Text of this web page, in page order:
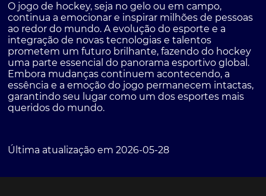
O jogo de hockey, seja no gelo ou em campo,
continua a emocionar e inspirar milhões de pessoas
ao redor do mundo. A evolução do esporte e a
integração de novas tecnologias e talentos
prometem um futuro brilhante, fazendo do hockey
uma parte essencial do panorama esportivo global.
Embora mudanças continuem acontecendo, a
essência e a emoção do jogo permanecem intactas,
garantindo seu lugar como um dos esportes mais
queridos do mundo.
Última atualização em 2026-05-28